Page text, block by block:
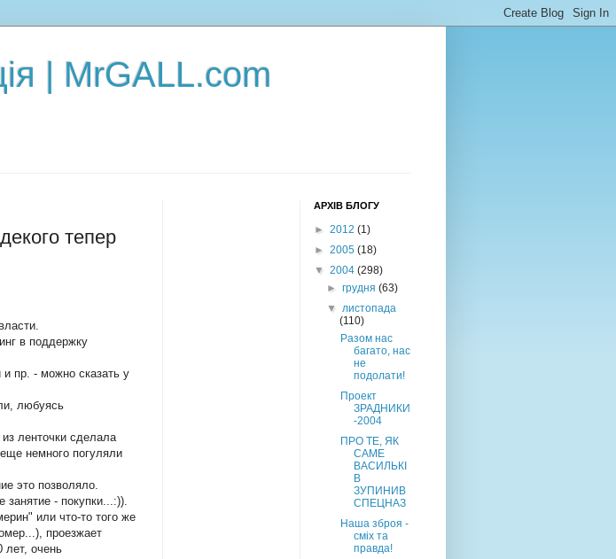
| MrGALL.com
тепер
в поддержку
пр. - можно сказать у
любуясь
ленточки сделала
немного погуляли
это позволяло.
- покупки...:)).
или что-то того же
проезжает
лет, очень
АРХІВ БЛОГУ
► 2012 (1)
► 2005 (18)
▼ 2004 (298)
►грудня(63)
▼листопада
(110)
Разом нас
багато, нас
не
подолати!
Проект
ЗРАДНИКИ
-2004
ПРО ТЕ, ЯК
САМЕ
ВАСИЛЬКІ
В
ЗУПИНИВ
СПЕЦНАЗ
Наша зброя -
сміх та
правда!